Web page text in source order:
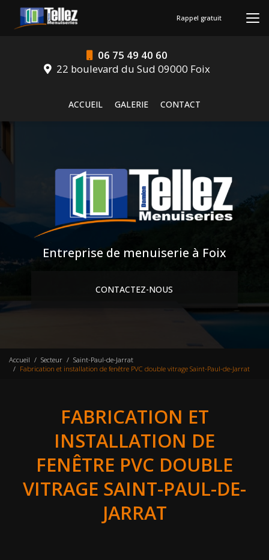
contenu
06 75 49 40 60
22 boulevard du Sud 09000 Foix
ACCUEIL
GALERIE CONTACT
Rappel gratuit
Entreprise de menuiserie à Foix
CONTACTEZ-NOUS
Accueil Secteur
Saint-Paul-de-Jarrat
Fabrication et installation de fenêtre PVC double vitrage Saint-Paul-de-Jarrat
FABRICATION ET
INSTALLATION DE
FENÊTRE PVC DOUBLE
VITRAGE SAINT-PAUL-DE-
JARRAT